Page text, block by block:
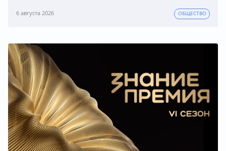
6 августа 2026 ОБЩЕСТВО